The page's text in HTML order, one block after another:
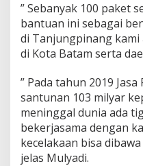
” Sebanyak 100 paket
bantuan ini sebagai
di Tanjungpinang
di Kota Batam serta
” Pada tahun 2019
santunan 103 milyar
meninggal dunia ada
bekerjasama dengan
kecelakaan bisa
jelas Mulyadi.